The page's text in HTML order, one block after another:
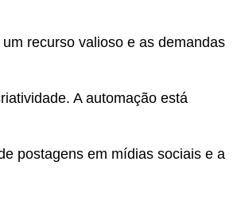
recurso valioso e as demandas
A automação está
postagens em mídias sociais e a